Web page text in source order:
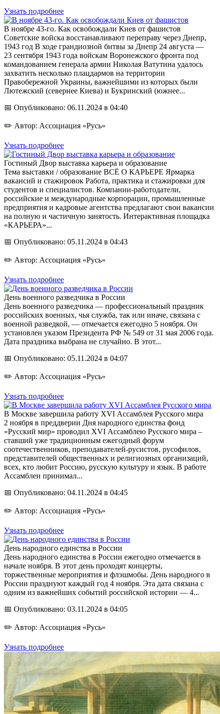
Узнать подробнее
В ноябре 43-го. Как освобождали Киев от фашистов
Советские войска восстанавливают переправу через Днепр,
1943 год В ходе грандиозной битвы за Днепр 24 августа —
23 сентября 1943 года войскам Воронежского фронта под
командованием генерала армии Николая Ватутина удалось
захватить несколько плацдармов на территории
Правобережной Украины, важнейшими из которых были
Лютежский (севернее Киева) и Букринский (южнее...
📅 Опубликовано: 06.11.2024 в 04:40
✏️ Автор: Ассоциация «Русь»
Узнать подробнее
Гостиный Двор выставка карьера и образование
Тема выставки / образование ВСЁ О КАРЬЕРЕ Ярмарка
вакансий и стажировок Работа, практика и стажировки для
студентов и специалистов. Компании-работодатели,
российские и международные корпорации, промышленные
предприятия и кадровые агентства предлагают свои вакансии
на полную и частичную занятость. Интерактивная площадка
«КАРЬЕРА»...
📅 Опубликовано: 05.11.2024 в 04:43
✏️ Автор: Ассоциация «Русь»
Узнать подробнее
День военного разведчика в России
День военного разведчика — профессиональный праздник
российских военных, чья служба, так или иначе, связана с
военной разведкой, — отмечается ежегодно 5 ноября. Он
установлен указом Президента РФ № 549 от 31 мая 2006 года.
Дата праздника выбрана не случайно. В этот...
📅 Опубликовано: 05.11.2024 в 04:07
✏️ Автор: Ассоциация «Русь»
Узнать подробнее
В Москве завершила работу XVI Ассамблея Русского мира
2 ноября в преддверии Дня народного единства фонд
«Русский мир» проводил ХVI Ассамблею Русского мира –
ставший уже традиционным ежегодный форум
соотечественников, преподавателей-русистов, русофилов,
представителей общественных и религиозных организаций,
всех, кто любит Россию, русскую культуру и язык. В работе
Ассамблеи принимал...
📅 Опубликовано: 04.11.2024 в 04:45
✏️ Автор: Ассоциация «Русь»
Узнать подробнее
День народного единства в России
День народного единства в России ежегодно отмечается в
начале ноября. В этот день проходят концерты,
торжественные мероприятия и флэшмобы. День народного в
России празднуют каждый год 4 ноября. Эта дата связана с
одним из важнейших событий российской истории — 4...
📅 Опубликовано: 03.11.2024 в 04:05
✏️ Автор: Ассоциация «Русь»
Узнать подробнее